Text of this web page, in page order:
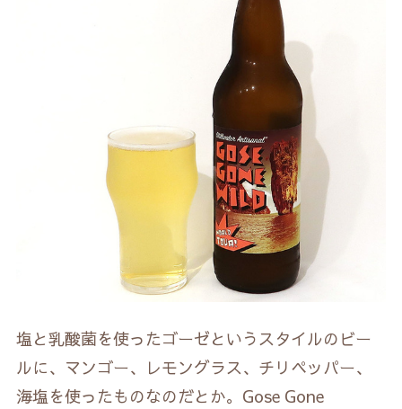
塩と乳酸菌を使ったゴーゼというスタイルのビー
ルに、マンゴー、レモングラス、チリペッパー、
海塩を使ったものなのだとか。Gose Gone